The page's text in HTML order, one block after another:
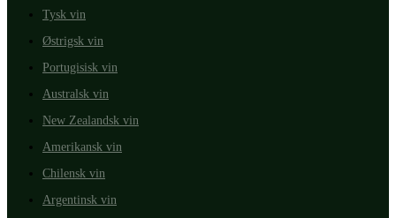
Tysk vin
Østrigsk vin
Portugisisk vin
Australsk vin
New Zealandsk vin
Amerikansk vin
Chilensk vin
Argentinsk vin